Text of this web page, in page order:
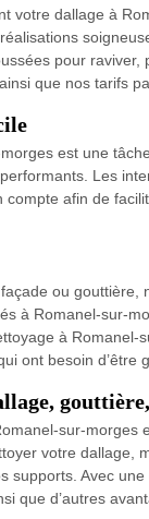
votre dallage à
pour
que nos tarifs
est une
Les
afin de
ou
à Romanel-sur-
à Romanel-
ont besoin d’être
sur-morges
votre dallage,
Avec
que d’autres